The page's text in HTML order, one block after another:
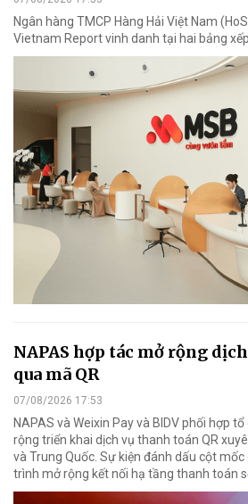
Ngân hàng TMCP Hàng Hải Việt Nam
Vietnam Report vinh danh tại hai bảng
NAPAS hợp tác mở rộng
qua mã QR
07/08/2026 17:53
NAPAS và Weixin Pay và BIDV phối hợp
rộng triển khai dịch vụ thanh toán QR
và Trung Quốc. Sự kiện đánh dấu cột
trình mở rộng kết nối hạ tầng thanh toán